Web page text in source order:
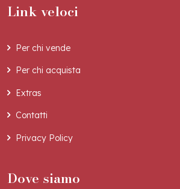
Link veloci
Per chi vende
Per chi acquista
Extras
Contatti
Privacy Policy
Dove siamo